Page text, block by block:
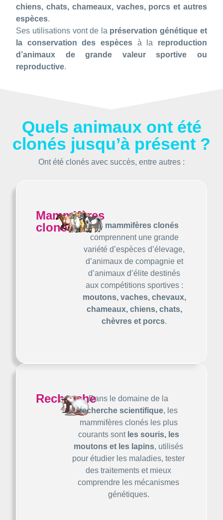
chiens, chats, chameaux, vaches, porcs et autres
espèces.
Ses utilisations vont de la préservation génétique et
la conservation des espèces à la reproduction
d’animaux de grande valeur sportive ou
reproductive.
Quels animaux ont été
clonés jusqu’à présent ?
Ont été clonés avec succès, entre autres :
Mammifères
clonés
Les mammifères clonés
comprennent une grande
variété d’espèces d’élevage,
d’animaux de compagnie et
d’animaux d’élite destinés
aux compétitions sportives :
moutons, vaches, chevaux,
chameaux, chiens, chats,
chèvres et porcs.
RechercheDans le domaine de la
recherche scientifique, les
mammifères clonés les plus
courants sont les souris, les
moutons et les lapins, utilisés
pour étudier les maladies, tester
des traitements et mieux
comprendre les mécanismes
génétiques.